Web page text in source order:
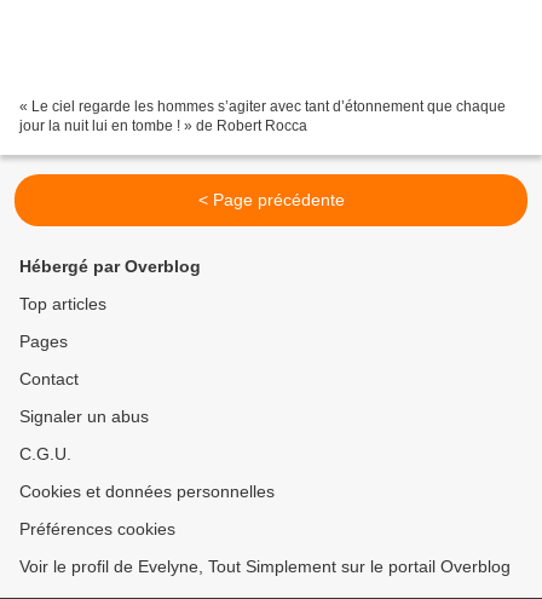
« Le ciel regarde les hommes s’agiter avec tant d’étonnement que chaque
jour la nuit lui en tombe ! » de Robert Rocca
< Page précédente
Hébergé par Overblog
Top articles
Pages
Contact
Signaler un abus
C.G.U.
Cookies et données personnelles
Préférences cookies
Voir le profil de Evelyne, Tout Simplement sur le portail Overblog